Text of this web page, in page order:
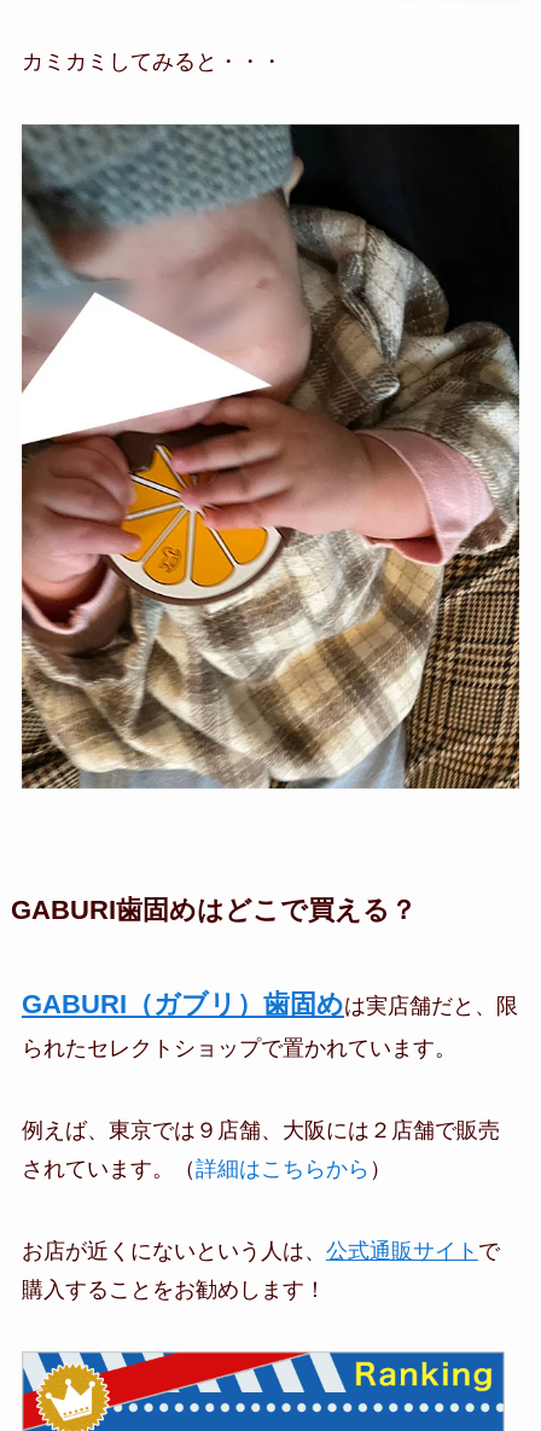
カミカミしてみると・・・
GABURI歯固めはどこで買える？
GABURI（ガブリ）歯固めは実店舗だと、限
られたセレクトショップで置かれています。
例えば、東京では９店舗、大阪には２店舗で販売
されています。（詳細はこちらから ）
お店が近くにないという人は、 公式通販サイト で
購入することをお勧めします！